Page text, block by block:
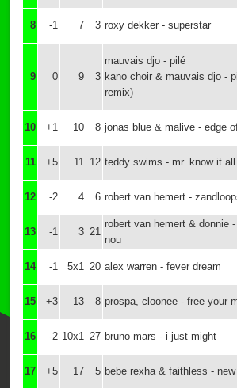
8 -1 7 3 roxy dekker - superstar
9 0 9 3
mauvais djo - pilé
kano choir & mauvais djo -
remix)
10 +1 10 8 jonas blue & malive - edge
11 +5 11 12 teddy swims - mr. know it all
12 -2 4 6 robert van hemert -
13 -1 3 21
robert van hemert & donnie
nou
14 -1 5x1 20 alex warren - fever dream
15 +3 13 8 prospa, cloonee - free your
16 -2 10x1 27 bruno mars - i just might
17 +5 17 5 bebe rexha & faithless -